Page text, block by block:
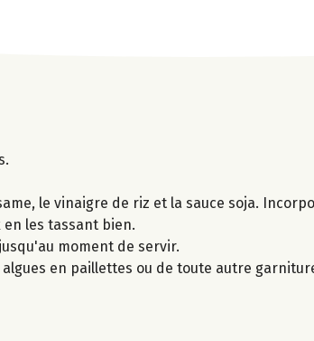
le vinaigre de riz et la sauce soja.
en les tassant bien.
moment de servir.
en paillettes ou de toute autre